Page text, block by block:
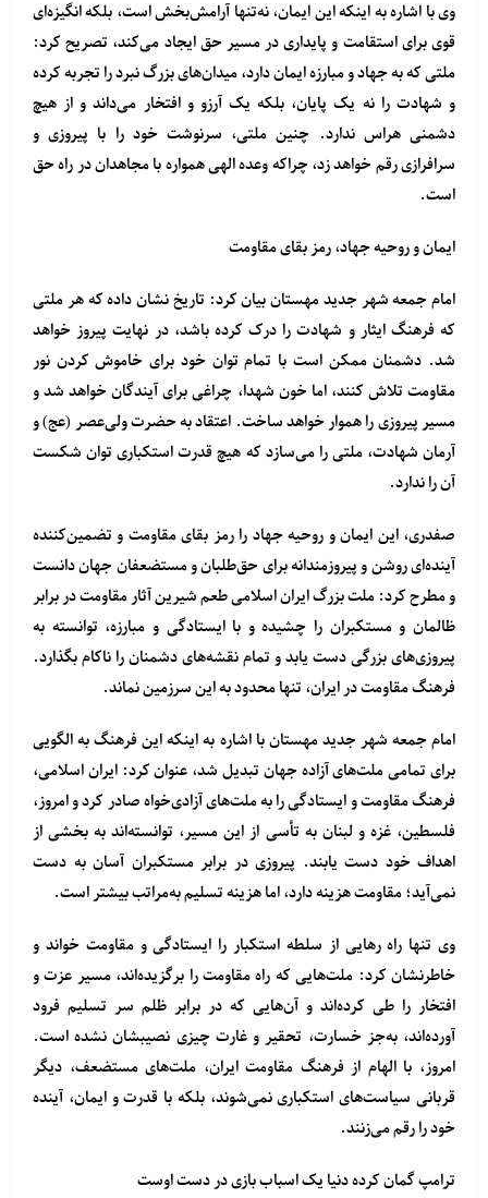
وی با اشاره به اینکه این ایمان، نه‌تنها آرامش‌بخش است، بلکه انگیزه‌ای
قوی برای استقامت و پایداری در مسیر حق ایجاد می‌کند، تصریح کرد:
ملتی که به جهاد و مبارزه ایمان دارد، میدان‌های بزرگ نبرد را تجربه کرده
و شهادت را نه یک پایان، بلکه یک آرزو و افتخار می‌داند و از هیچ
دشمنی هراس ندارد. چنین ملتی، سرنوشت خود را با پیروزی و
سرافرازی رقم خواهد زد، چراکه وعده الهی همواره با مجاهدان در راه حق
است.
ایمان و روحیه جهاد، رمز بقای مقاومت
امام جمعه شهر جدید مهستان بیان کرد: تاریخ نشان داده که هر ملتی
که فرهنگ ایثار و شهادت را درک کرده باشد، در نهایت پیروز خواهد
شد. دشمنان ممکن است با تمام توان خود برای خاموش کردن نور
مقاومت تلاش کنند، اما خون شهدا، چراغی برای آیندگان خواهد شد و
مسیر پیروزی را هموار خواهد ساخت. اعتقاد به حضرت ولی‌عصر (عج) و
آرمان شهادت، ملتی را می‌سازد که هیچ قدرت استکباری توان شکست
آن را ندارد.
صفدری، این ایمان و روحیه جهاد را رمز بقای مقاومت و تضمین‌کننده
آینده‌ای روشن و پیروزمندانه برای حق‌طلبان و مستضعفان جهان دانست
و مطرح کرد: ملت بزرگ ایران اسلامی طعم شیرین آثار مقاومت در برابر
ظالمان و مستکبران را چشیده و با ایستادگی و مبارزه، توانسته به
پیروزی‌های بزرگی دست یابد و تمام نقشه‌های دشمنان را ناکام بگذارد.
فرهنگ مقاومت در ایران، تنها محدود به این سرزمین نماند.
امام جمعه شهر جدید مهستان با اشاره به اینکه این فرهنگ به الگویی
برای تمامی ملت‌های آزاده جهان تبدیل شد، عنوان کرد: ایران اسلامی،
فرهنگ مقاومت و ایستادگی را به ملت‌های آزادی‌خواه صادر کرد و امروز،
فلسطین، غزه و لبنان به تأسی از این مسیر، توانسته‌اند به بخشی از
اهداف خود دست یابند. پیروزی در برابر مستکبران آسان به دست
نمی‌آید؛ مقاومت هزینه دارد، اما هزینه تسلیم به‌مراتب بیشتر است.
وی تنها راه رهایی از سلطه استکبار را ایستادگی و مقاومت خواند و
خاطرنشان کرد: ملت‌هایی که راه مقاومت را برگزیده‌اند، مسیر عزت و
افتخار را طی کرده‌اند و آن‌هایی که در برابر ظلم سر تسلیم فرود
آورده‌اند، به‌جز خسارت، تحقیر و غارت چیزی نصیبشان نشده است.
امروز، با الهام از فرهنگ مقاومت ایران، ملت‌های مستضعف، دیگر
قربانی سیاست‌های استکباری نمی‌شوند، بلکه با قدرت و ایمان، آینده
خود را رقم می‌زنند.
ترامپ گمان کرده دنیا یک اسباب بازی در دست اوست